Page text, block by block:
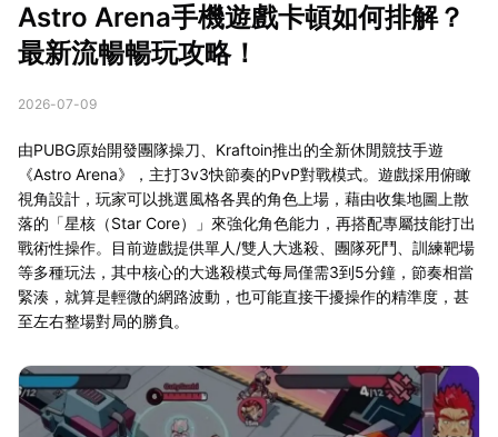
Astro Arena手機遊戲卡頓如何排解？
最新流暢暢玩攻略！
2026-07-09
由PUBG原始開發團隊操刀、Kraftoin推出的全新休閒競技手遊
《Astro Arena》，主打3v3快節奏的PvP對戰模式。遊戲採用俯瞰
視角設計，玩家可以挑選風格各異的角色上場，藉由收集地圖上散
落的「星核（Star Core）」來強化角色能力，再搭配專屬技能打出
戰術性操作。目前遊戲提供單人/雙人大逃殺、團隊死鬥、訓練靶場
等多種玩法，其中核心的大逃殺模式每局僅需3到5分鐘，節奏相當
緊湊，就算是輕微的網路波動，也可能直接干擾操作的精準度，甚
至左右整場對局的勝負。